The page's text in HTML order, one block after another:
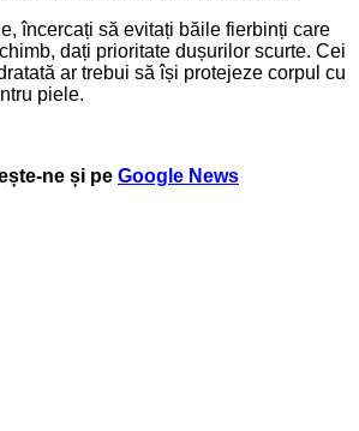
încercați să evitați băile fierbinți care
dați prioritate dușurilor scurte. Cei
ar trebui să își protejeze corpul cu
piele.
ne și pe Google News